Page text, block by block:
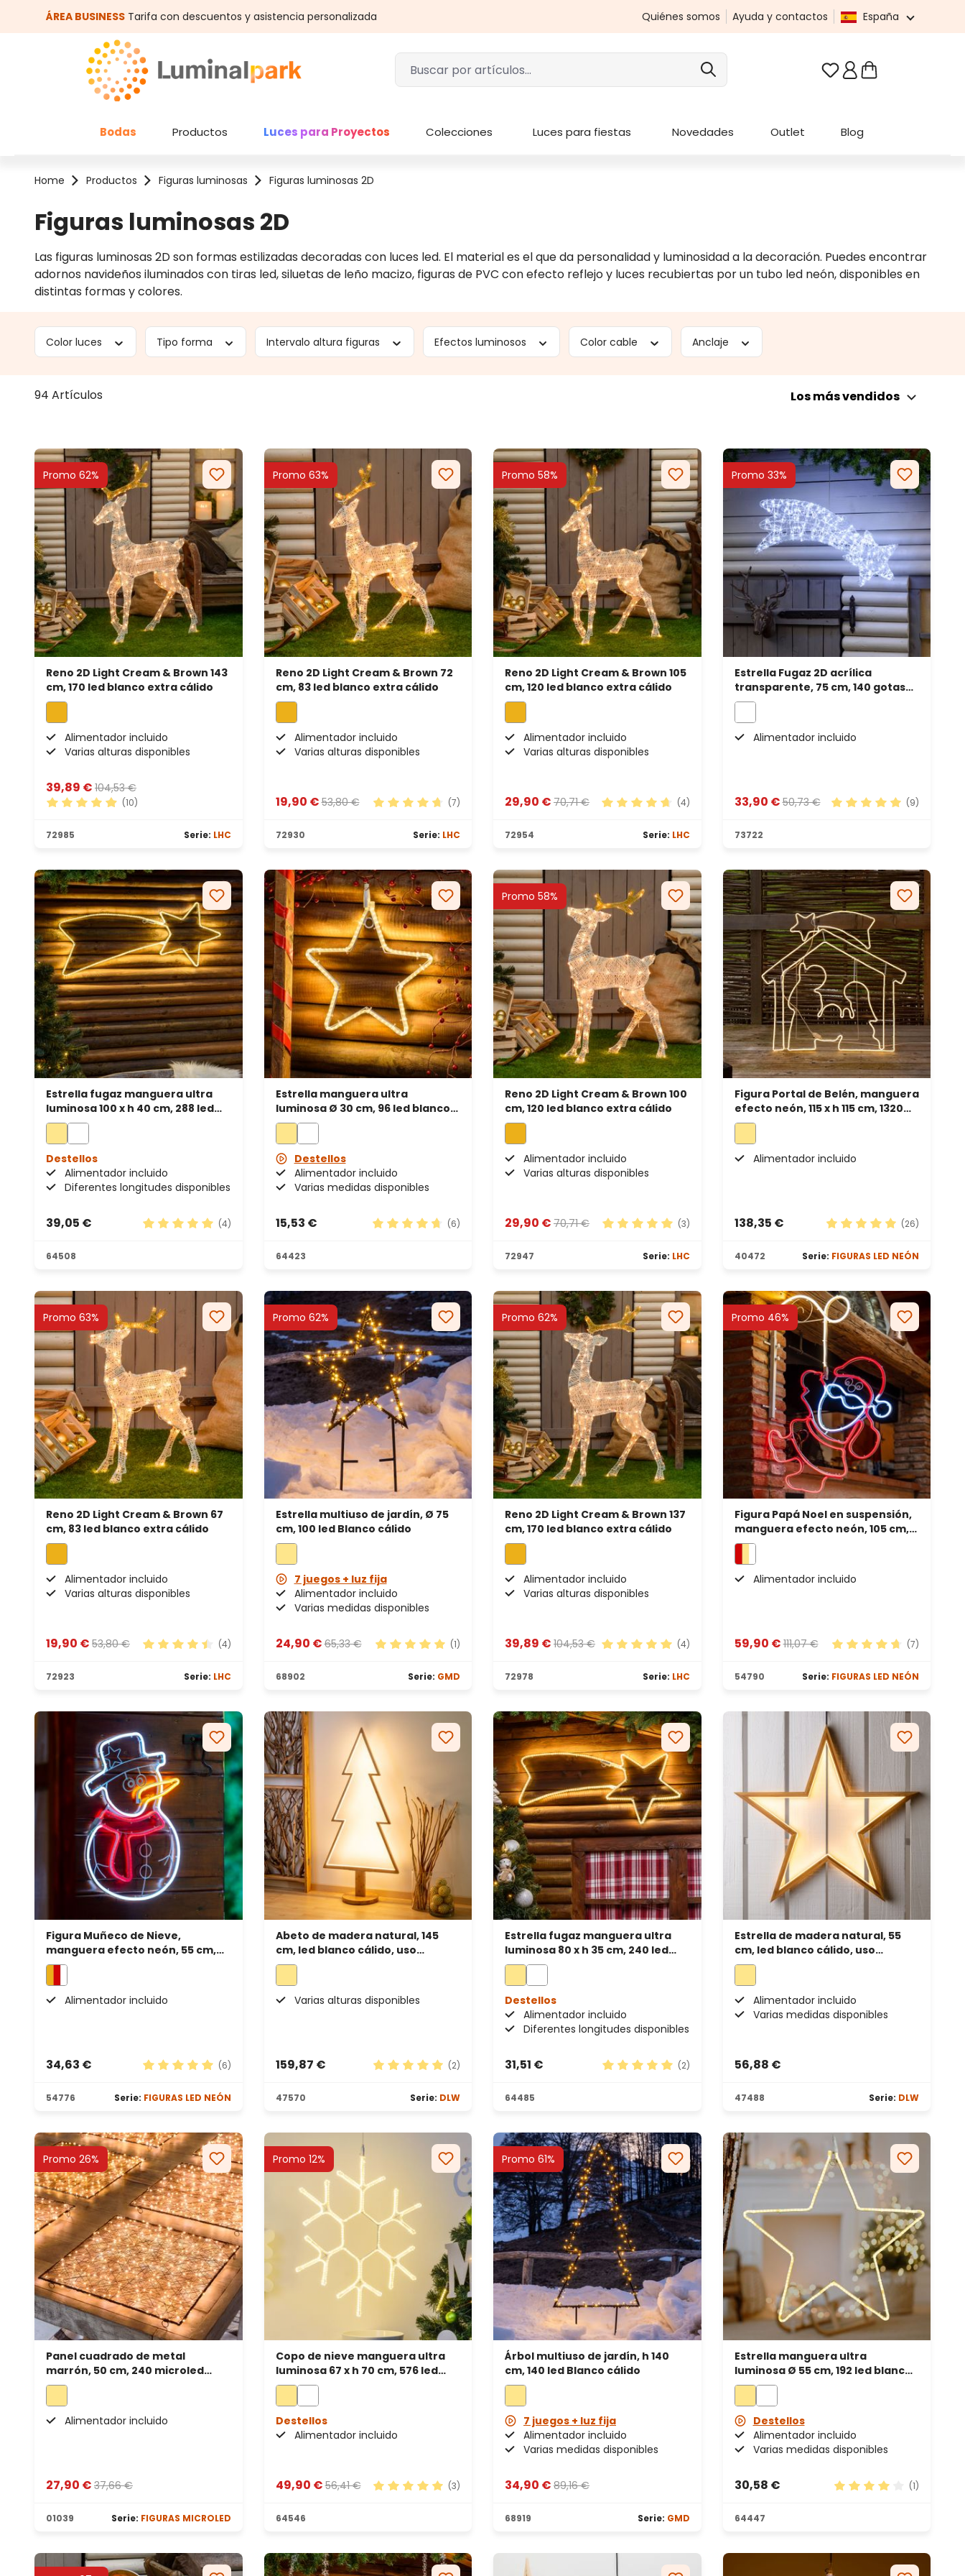
al contenido principal
Saltar a la búsqueda
ÁREA BUSINESS Tarifa con descuentos y asistencia personalizada Quiénes somos Ayuda y contactos España
Tienes 0 artículos en
Bodas Productos Luces para Proyectos Colecciones Luces para fiestas Novedades Outlet Blog
Home Productos Figuras luminosas Figuras luminosas 2D
Figuras luminosas 2D
Las figuras luminosas 2D son formas estilizadas decoradas con luces led. El material es el que da personalidad y luminosidad a la decoración. Puedes encontrar
adornos navideños iluminados con tiras led, siluetas de leño macizo, figuras de PVC con efecto reflejo y luces recubiertas por un tubo led neón, disponibles en
distintas formas y colores.
Color luces Tipo forma Intervalo altura figuras Efectos luminosos Color cable Anclaje
94 Artículos Los más vendidos
Promo 62%
Reno 2D Light Cream & Brown 143
cm, 170 led blanco extra cálido
Alimentador incluido
Varias alturas disponibles
39,89 € 104,53 €
(10)
72985 Serie: LHC
Promo 63%
Reno 2D Light Cream & Brown 72
cm, 83 led blanco extra cálido
Alimentador incluido
Varias alturas disponibles
19,90 €53,80 € (7)
72930 Serie: LHC
Promo 58%
Reno 2D Light Cream & Brown 105
cm, 120 led blanco extra cálido
Alimentador incluido
Varias alturas disponibles
29,90 € 70,71 € (4)
72954 Serie: LHC
Promo 33%
Estrella Fugaz 2D acrílica
transparente, 75 cm, 140 gotas
led blanco frío
Alimentador incluido
33,90 €50,73 € (9)
73722
Estrella fugaz manguera ultra
luminosa 100 x h 40 cm, 288 led
blanco cálido
Destellos
Alimentador incluido
Diferentes longitudes disponibles
39,05 €
(4)
64508
Estrella manguera ultra
luminosa Ø 30 cm, 96 led blanco
cálido
Destellos
Alimentador incluido
Varias medidas disponibles
15,53 €
(6)
64423
Promo 58%
Reno 2D Light Cream & Brown 100
cm, 120 led blanco extra cálido
Alimentador incluido
Varias alturas disponibles
29,90 € 70,71 € (3)
72947 Serie: LHC
Figura Portal de Belén, manguera
efecto neón, 115 x h 115 cm, 1320
led blanco cálido
Alimentador incluido
138,35 €
(26)
40472 Serie: FIGURAS LED NEÓN
Promo 63%
Reno 2D Light Cream & Brown 67
cm, 83 led blanco extra cálido
Alimentador incluido
Varias alturas disponibles
19,90 € 53,80 € (4)
72923 Serie: LHC
Promo 62%
Estrella multiuso de jardín, Ø 75
cm, 100 led Blanco cálido
7 juegos + luz fija
Alimentador incluido
Varias medidas disponibles
24,90 €65,33 € (1)
68902 Serie: GMD
Promo 62%
Reno 2D Light Cream & Brown 137
cm, 170 led blanco extra cálido
Alimentador incluido
Varias alturas disponibles
39,89 € 104,53 € (4)
72978 Serie: LHC
Promo 46%
Figura Papá Noel en suspensión,
manguera efecto neón, 105 cm,
566 led
Alimentador incluido
59,90 €111,07 € (7)
54790 Serie: FIGURAS LED NEÓN
Figura Muñeco de Nieve,
manguera efecto neón, 55 cm,
288 led blanco frío, rojo y naranja
Alimentador incluido
34,63 €
(6)
54776 Serie: FIGURAS LED NEÓN
Abeto de madera natural, 145
cm, led blanco cálido, uso
interior
Varias alturas disponibles
159,87 €
(2)
47570 Serie: DLW
Estrella fugaz manguera ultra
luminosa 80 x h 35 cm, 240 led
blanco cálido
Destellos
Alimentador incluido
Diferentes longitudes disponibles
31,51 €
(2)
64485
Estrella de madera natural, 55
cm, led blanco cálido, uso
interior
Alimentador incluido
Varias medidas disponibles
56,88 €
47488 Serie: DLW
Promo 26%
Panel cuadrado de metal
marrón, 50 cm, 240 microled
blanco cálido
Alimentador incluido
27,90 € 37,66 €
01039 Serie: FIGURAS MICROLED
Promo 12%
Copo de nieve manguera ultra
luminosa 67 x h 70 cm, 576 led
blanco cálido
Destellos
Alimentador incluido
49,90 €56,41 € (3)
64546
Promo 61%
Árbol multiuso de jardín, h 140
cm, 140 led Blanco cálido
7 juegos + luz fija
Alimentador incluido
Varias medidas disponibles
34,90 € 89,16 €
68919 Serie: GMD
Estrella manguera ultra
luminosa Ø 55 cm, 192 led blanco
cálido
Destellos
Alimentador incluido
Varias medidas disponibles
30,58 €
(1)
64447